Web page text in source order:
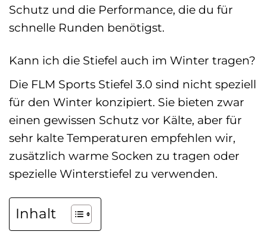
Schutz und die Performance, die du für
schnelle Runden benötigst.
Kann ich die Stiefel auch im Winter tragen?
Die FLM Sports Stiefel 3.0 sind nicht speziell
für den Winter konzipiert. Sie bieten zwar
einen gewissen Schutz vor Kälte, aber für
sehr kalte Temperaturen empfehlen wir,
zusätzlich warme Socken zu tragen oder
spezielle Winterstiefel zu verwenden.
Inhalt